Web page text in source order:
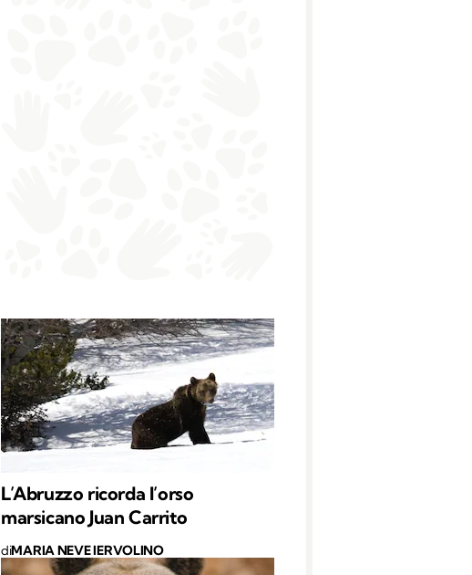
L’Abruzzo ricorda l’orso
marsicano Juan Carrito
diMARIA NEVE IERVOLINO